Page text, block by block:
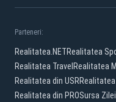
Parteneri:
Realitatea.NETRealitatea
Realitatea Travel Realitatea
Realitatea din USR
Realitatea din PROSursa Zilei